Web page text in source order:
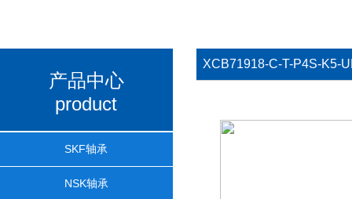
产品中心
product
SKF轴承
NSK轴承
XCB71918-C-T-P4S-K5-